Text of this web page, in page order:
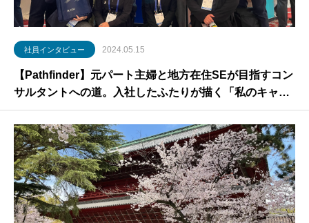
社員インタビュー 2024.05.15
【Pathfinder】元パート主婦と地方在住SEが目指すコン
サルタントへの道。入社したふたりが描く「私のキャリ
ア形成」